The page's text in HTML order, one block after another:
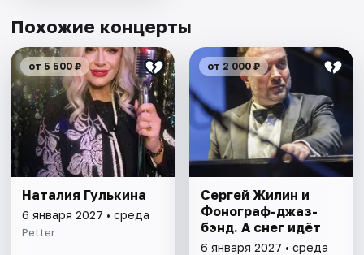
Похожие концерты
от 5 500 ₽
Наталия Гулькина
6 января 2027 • среда
Petter
от 2 000 ₽
Сергей Жилин и
Фонограф-джаз-
бэнд. А снег идёт
6 января 2027 • среда